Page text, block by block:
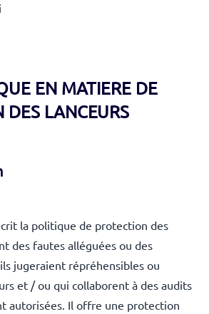
EN MATIERE DE
DES LANCEURS
la politique de protection des
des fautes alléguées ou des
jugeraient répréhensibles ou
et / ou qui collaborent à des audits
autorisées. Il offre une protection